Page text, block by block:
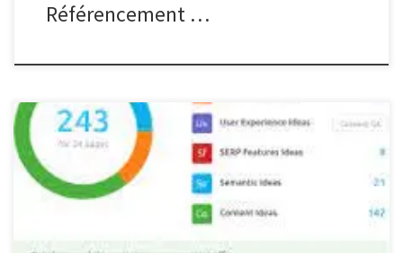
Référencement …
Analyse de site web SEO : Les clés pour améliorer votre
référencement en ligne Le référencement naturel, ou SEO (Search
Engine Optimization), est un pilier essentiel pour toute stratégie
de marketing en ligne. L’analyse approfondie de votre site web
est cruciale pour identifier les opportunités d’amélioration et